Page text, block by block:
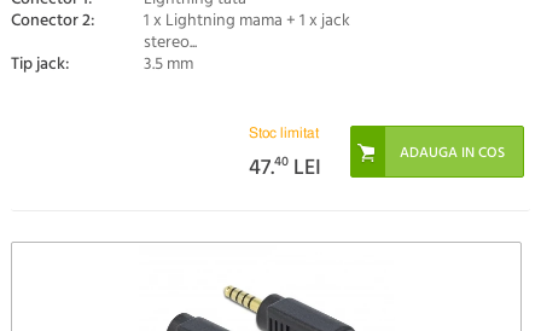
Conector 2: 1 x Lightning mama + 1 x jack
stereo...
Tip jack: 3.5 mm
Stoc limitat
47.40 LEI